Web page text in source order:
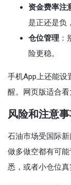
资金费率注
是正还是负
仓位管理
险更稳。
手机App上还能设
醒。网页版适合看
风险和注意
石油市场受国际新
做多做空都有可
悉，或者小仓位真